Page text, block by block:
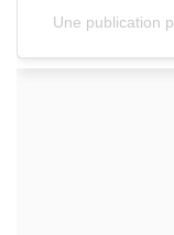
Une publication